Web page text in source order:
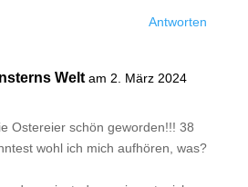
Antworten
Welt am 2. März 2024
Ostereier schön geworden!!! 38
wohl ich mich aufhören, was?